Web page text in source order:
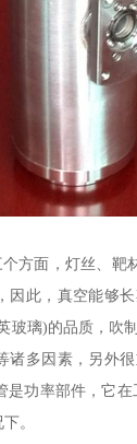
方面，灯丝、靶
因此，真空能够
玻璃)的品质，吹
诸多因素，另外
是功率部件，它
。